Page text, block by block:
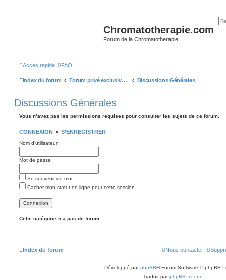
Chromatotherapie.com
Forum de la Chromatotherapie
Accès rapide FAQ
Index du forum Forum privé exclusivement réservé aux élèves de Chromatothérapie (passés ou actifs) Discussions Générales
Discussions Générales
Vous n’avez pas les permissions requises pour consulter les sujets de ce forum.
CONNEXION • S’ENREGISTRER
Nom d’utilisateur :
Mot de passe :
Se souvenir de moi
Cacher mon statut en ligne pour cette session
Cette catégorie n’a pas de forum.
Index du forum Nous contacter
Développé parphpBB® Forum Software © phpBB
Traduit parphpBB-fr.com